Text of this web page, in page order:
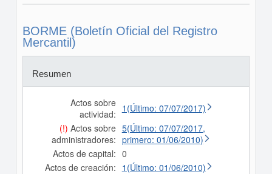
BORME (Boletín Oficial del Registro
Mercantil)
Resumen
Actos sobre
actividad: 1(Último: 07/07/2017)
(!) Actos sobre
administradores:
5(Último: 07/07/2017,
primero: 01/06/2010)
Actos de capital: 0
Actos de creación: 1(Último: 01/06/2010)